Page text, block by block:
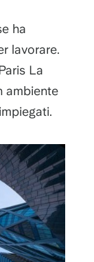
ha
lavorare.
La
ambiente